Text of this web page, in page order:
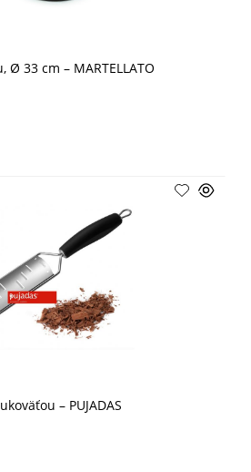
Ø 33 cm – MARTELLATO
– PUJADAS